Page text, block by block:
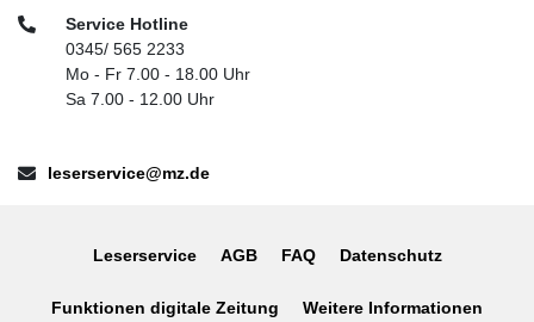
Telefon:Service Hotline
0345/ 565 2233
Mo - Fr 7.00 - 18.00 Uhr
Sa 7.00 - 12.00 Uhr
E-Mail:leserservice@mz.de
Leserservice AGB FAQ Datenschutz
Funktionen digitale Zeitung Weitere Informationen